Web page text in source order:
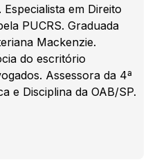
em Direito
PUCRS. Graduada
Mackenzie.
do escritório
Assessora da 4ª
e Disciplina da OAB/SP.